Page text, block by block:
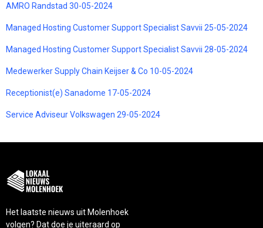
AMRO Randstad 30-05-2024
Managed Hosting Customer Support Specialist Savvii 25-05-2024
Managed Hosting Customer Support Specialist Savvii 28-05-2024
Medewerker Supply Chain Keijser & Co 10-05-2024
Receptionist(e) Sanadome 17-05-2024
Service Adviseur Volkswagen 29-05-2024
Het laatste nieuws uit Molenhoek
volgen? Dat doe je uiteraard op